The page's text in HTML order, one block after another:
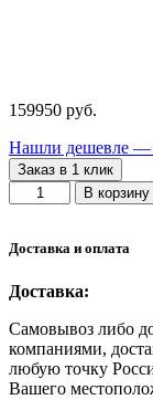
159950 руб.
Нашли дешевле —
Заказ в 1 клик
Количество
товара
150EL
шкворней
В корзину
Доставка и оплата
Доставка:
Самовывоз либо
компаниями,
любую точку
Вашего